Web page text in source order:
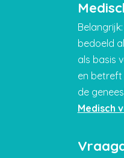
bedoeld
als basis
en betreft
de
Medisch